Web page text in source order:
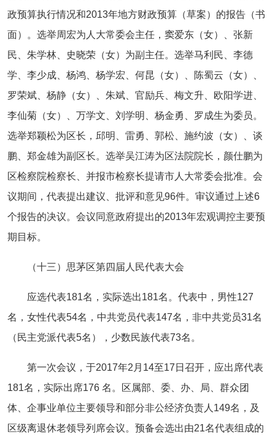
政预算执行情况和2013年地方财政预算（草案）的报告（书
面）。选举周宏为人大常委会主任，窦爱东（女）、张新
民、朱学林、史晓荣（女）为副主任。选举马利民、李德
学、李少成、杨鸿、杨学宏、何昆（女）、陈蜀云（女）、
罗荣斌、杨静（女）、朱斌、官励兵、梅文升、欧阳学进、
李仙菊（女）、万学文、刘学明、杨金勇、罗成生为委员。
选举郑颖松为区长，邱明、雷勇、郭松、施约波（女）、谈
鹏、郑金雄为副区长。选举吴江涛为区法院院长，颜仕鹏为
区检察院检察长、并报市检察长提请市人大常委会批准。会
议期间，代表提出建议、批评和意见96件。审议通过上述6
个报告的决议。会议同意政府提出的2013年宏观调控主要预
期目标。
（十三）思茅区第四届人民代表大会
应选代表181名，实际选出181名。代表中，男性127
名，女性代表54名，中共党员代表147名，非中共党员31名
（民主党派代表5名），少数民族代表73名。
第一次会议，于2017年2月14至17日召开，应出席代表
181名，实际出席176 名。区属部、委、办、局、群众团
体、企事业单位主要领导和部分非公经济负责人149名，及
区级离退休老领导列席会议。预备会选出由21名代表组成的